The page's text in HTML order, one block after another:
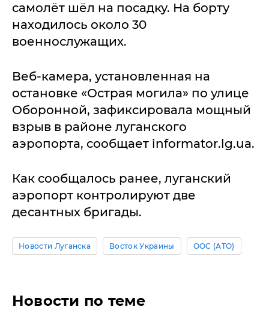
самолёт шёл на посадку. На борту
находилось около 30
военнослужащих.
Веб-камера, установленная на
остановке «Острая могила» по улице
Оборонной, зафиксировала мощный
взрыв в районе луганского
аэропорта, сообщает informator.lg.ua.
Как сообщалось ранее, луганский
аэропорт контролируют две
десантных бригады.
Новости Луганска Восток Украины ООС (АТО)
Новости по теме